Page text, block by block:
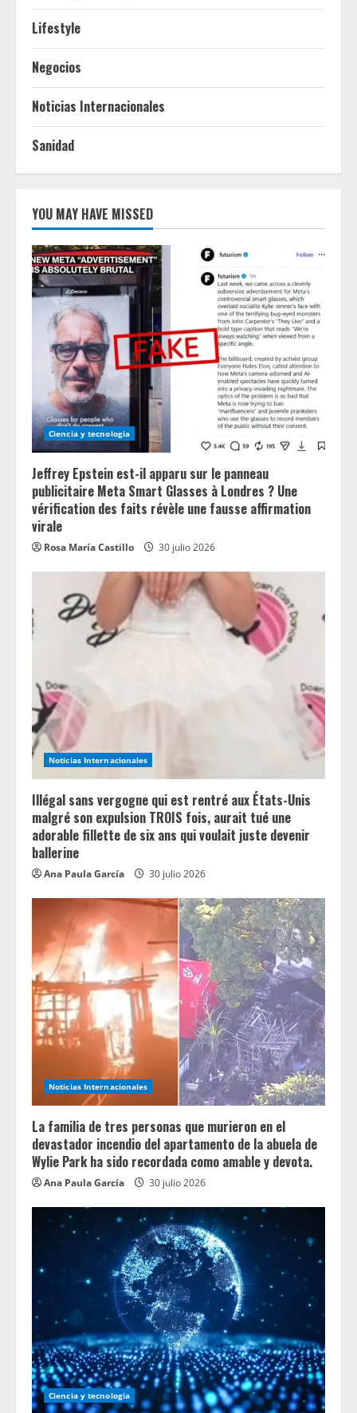
Lifestyle
Negocios
Noticias Internacionales
Sanidad
YOU MAY HAVE MISSED
Ciencia y tecnologia
Jeffrey Epstein est-il apparu sur le panneau
publicitaire Meta Smart Glasses à Londres ? Une
vérification des faits révèle une fausse affirmation
virale
Rosa María Castillo 30 julio 2026
Noticias Internacionales
Illégal sans vergogne qui est rentré aux États-Unis
malgré son expulsion TROIS fois, aurait tué une
adorable fillette de six ans qui voulait juste devenir
ballerine
Ana Paula García 30 julio 2026
Noticias Internacionales
La familia de tres personas que murieron en el
devastador incendio del apartamento de la abuela de
Wylie Park ha sido recordada como amable y devota.
Ana Paula García 30 julio 2026
Ciencia y tecnologia